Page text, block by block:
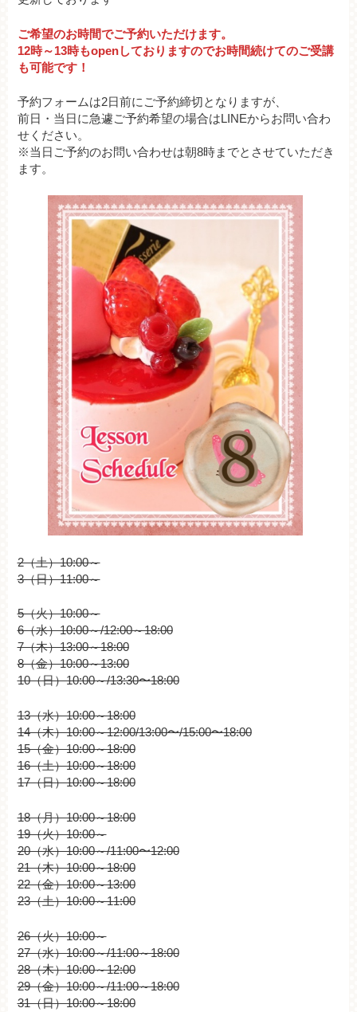
ご希望のお時間でご予約いただけます。
12時～13時もopenしておりますのでお時間続けてのご受講
も可能です！
予約フォームは2日前にご予約締切となりますが、
前日・当日に急遽ご予約希望の場合はLINEからお問い合わ
せください。
※当日ご予約のお問い合わせは朝8時までとさせていただき
ます。
2（土）10:00～
3（日）11:00～
5（火）10:00～
6（水）10:00～/12:00～18:00
7（木）13:00～18:00
8（金）10:00～13:00
10（日）10:00～/13:30〜18:00
13（水）10:00～18:00
14（木）10:00～12:00/13:00〜/15:00〜18:00
15（金）10:00～18:00
16（土）10:00～18:00
17（日）10:00～18:00
18（月）10:00～18:00
19（火）10:00～
20（水）10:00～/11:00〜12:00
21（木）10:00～18:00
22（金）10:00～13:00
23（土）10:00～11:00
26（火）10:00～
27（水）10:00～/11:00～18:00
28（木）10:00～12:00
29（金）10:00～/11:00～18:00
31（日）10:00～18:00